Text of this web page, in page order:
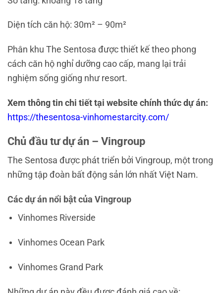
Diện tích căn hộ: 30m² – 90m²
Phân khu The Sentosa được thiết kế theo phong
cách căn hộ nghỉ dưỡng cao cấp, mang lại trải
nghiệm sống giống như resort.
Xem thông tin chi tiết tại website chính thức dự án:
https://thesentosa-vinhomestarcity.com/
Chủ đầu tư dự án – Vingroup
The Sentosa được phát triển bởi Vingroup, một trong
những tập đoàn bất động sản lớn nhất Việt Nam.
Các dự án nổi bật của Vingroup
Vinhomes Riverside
Vinhomes Ocean Park
Vinhomes Grand Park